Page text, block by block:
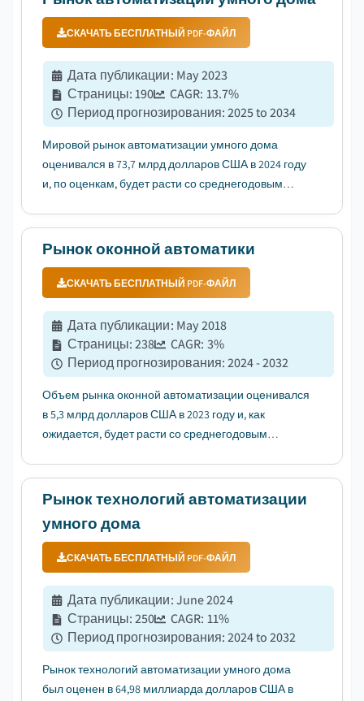
СКАЧАТЬ БЕСПЛАТНЫЙ PDF-ФАЙЛ
Дата публикации: May 2023
Страницы:190 CAGR: 13.7%
Период прогнозирования:2025 to 2034
Мировой рынок автоматизации умного дома
оценивался в 73,7 млрд долларов США в 2024 году
и, по оценкам, будет расти со среднегодовым
Рынок оконной автоматики
СКАЧАТЬ БЕСПЛАТНЫЙ PDF-ФАЙЛ
Дата публикации: May 2018
Страницы:238 CAGR: 3%
Период прогнозирования:2024 - 2032
Объем рынка оконной автоматизации оценивался
в 5,3 млрд долларов США в 2023 году и, как
ожидается, будет расти со среднегодовым
Рынок технологий автоматизации
умного дома
СКАЧАТЬ БЕСПЛАТНЫЙ PDF-ФАЙЛ
Дата публикации:June 2024
Страницы:250 CAGR: 11%
Период прогнозирования:2024 to 2032
Рынок технологий автоматизации умного дома
был оценен в 64,98 миллиарда долларов США в